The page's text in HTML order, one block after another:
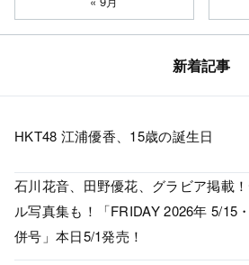
新着記事
HKT48 江浦優香、15歳の誕生日
石川花音、田野優花、グラビア掲載
ル写真集も！「FRIDAY 2026年 5/15
併号」本日5/1発売！